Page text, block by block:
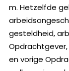
m. Hetzelfde
gesteldheid,
en vorige